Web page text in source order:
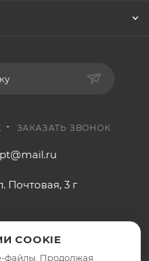
ЗАКАЗАТЬ ЗВОНОК
Почтовая, 3 г
COOKIE
файлы. Продолжая